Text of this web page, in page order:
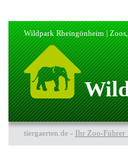
Wildpark Rheingönheim |
tiergaerten.de - Ihr Zoo-Führer